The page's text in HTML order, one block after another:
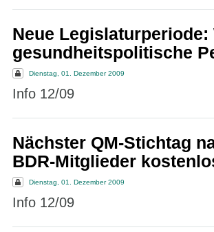
Neue Legislaturperiode:
gesundheitspolitische
Dienstag, 01. Dezember 2009
Info 12/09
Nächster QM-Stichtag
BDR-Mitglieder
Dienstag, 01. Dezember 2009
Info 12/09